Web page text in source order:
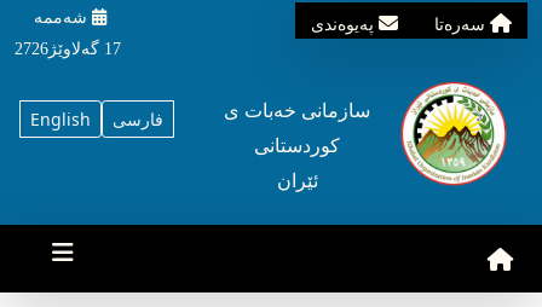
سه‌ره‌تا په‌یوه‌ندی
شه‌ممه‌
17 گه‌لاوێژ2726
English فارسی
سازمانی خه‌بات ی
کوردستانی
ئێران